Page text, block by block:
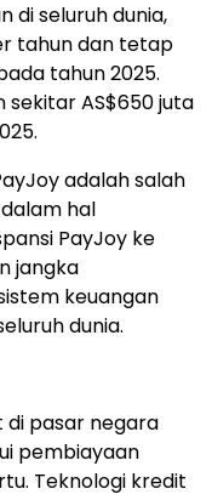
di seluruh dunia,
tahun dan tetap
tahun 2025.
AS$650 juta
adalah salah
hal
PayJoy ke
jangka
keuangan
dunia.
di pasar negara
pembiayaan
Teknologi kredit